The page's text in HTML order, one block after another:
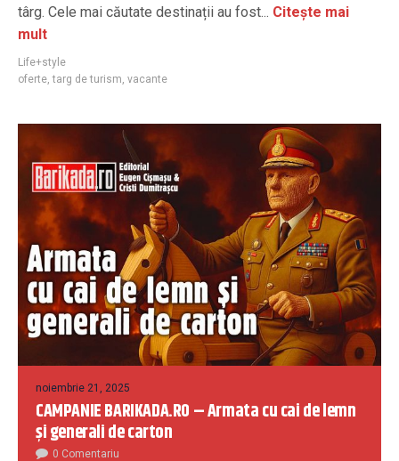
târg. Cele mai căutate destinații au fost... Citește mai
mult
Life+style
oferte,targ de turism, vacante
noiembrie 21, 2025
CAMPANIE BARIKADA.RO – Armata cu cai de lemn
și generali de carton
0 Comentariu